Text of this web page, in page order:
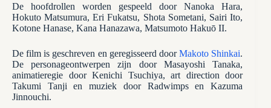
De hoofdrollen worden gespeeld door Nanoka Hara,
Hokuto Matsumura, Eri Fukatsu, Shota Sometani, Sairi Ito,
Kotone Hanase, Kana Hanazawa, Matsumoto Hakuō II.
De film is geschreven en geregisseerd doorMakoto Shinkai.
De personageontwerpen zijn door Masayoshi Tanaka,
animatieregie door Kenichi Tsuchiya, art direction door
Takumi Tanji en muziek door Radwimps en Kazuma
Jinnouchi.